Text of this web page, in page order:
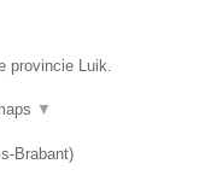
provincie Luik.
▼
Brabant)